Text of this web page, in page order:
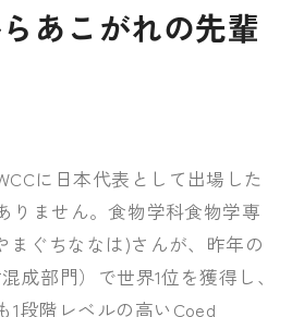
あこがれの先輩
に日本代表として出場した
りません。食物学科食物学専
まぐちななは)さんが、昨年の
成部門）で世界1位を獲得し、
1段階レベルの高いCoed